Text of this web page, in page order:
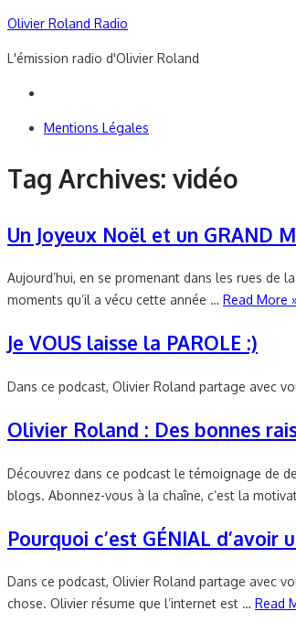
Skip
content
Olivier Roland Radio
L'émission radio d'Olivier Roland
Mentions Légales
Tag Archives: vidéo
Un Joyeux Noël et un GRAND
Aujourd’hui, en se promenant dans les rues de
moments qu’il a vécu cette année … Read More »
Je VOUS laisse la PAROLE :)
Dans ce podcast, Olivier Roland partage avec
Olivier Roland : Des bonnes
Découvrez dans ce podcast le témoignage de
blogs. Abonnez-vous à la chaîne, c’est la
Pourquoi c’est GÉNIAL d’avoir
Dans ce podcast, Olivier Roland partage avec
chose. Olivier résume que l’internet est … Read